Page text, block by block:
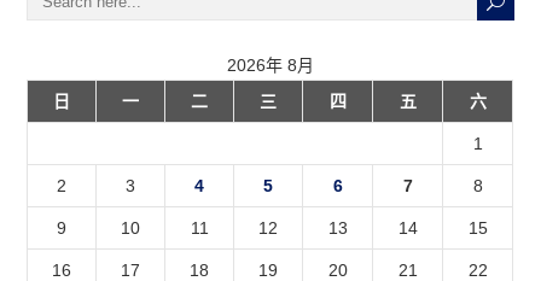
2026年 8月
日
一 二 三 四 五 六
1
2 3 4 5 6 7 8
9 10 11 12 13 14 15
16 17 18 19 20 21 22